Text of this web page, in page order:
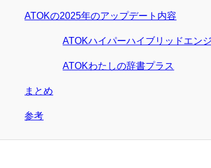
ATOKの2025年のアップデート内容
ATOKハイパーハイブリッドエン
ATOKわたしの辞書プラス
まとめ
参考